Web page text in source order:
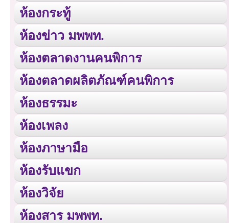
ห้องกระทู้
ห้องข่าว มพพท.
ห้องตลาดงานคนพิการ
ห้องตลาดผลิตภัณฑ์คนพิการ
ห้องธรรมะ
ห้องเพลง
ห้องภาษามือ
ห้องรับแขก
ห้องวิจัย
ห้องสาร มพพท.